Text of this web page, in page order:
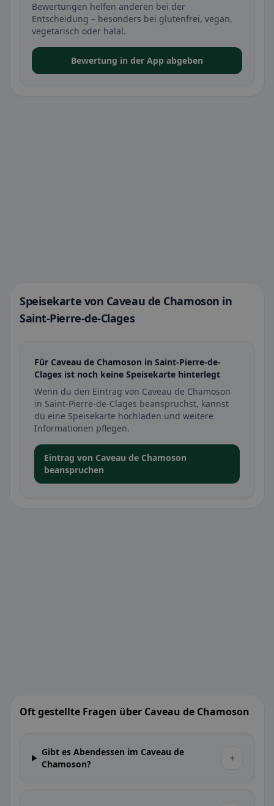
Bewertungen helfen anderen bei der
Entscheidung – besonders bei glutenfrei, vegan,
vegetarisch oder halal.
Bewertung in der App abgeben
Speisekarte von Caveau de Chamoson in
Saint-Pierre-de-Clages
Für Caveau de Chamoson in Saint-Pierre-de-
Clages ist noch keine Speisekarte hinterlegt
Wenn du den Eintrag von Caveau de Chamoson
in Saint-Pierre-de-Clages beanspruchst, kannst
du eine Speisekarte hochladen und weitere
Informationen pflegen.
Eintrag von Caveau de Chamoson
beanspruchen
Oft gestellte Fragen über Caveau de Chamoson
Gibt es Abendessen im Caveau de
Chamoson?
+